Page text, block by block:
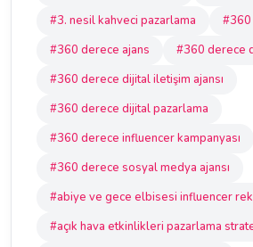
#3. nesil kahveci pazarlama
#360
#360 derece ajans
#360 derece
#360 derece dijital iletişim ajansı
#360 derece dijital pazarlama
#360 derece influencer kampanyası
#360 derece sosyal medya ajansı
#abiye ve gece elbisesi influencer
#açık hava etkinlikleri pazarlama